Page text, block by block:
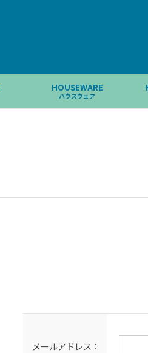
HOUSEWARE
ハウスウェア
メールアドレス：